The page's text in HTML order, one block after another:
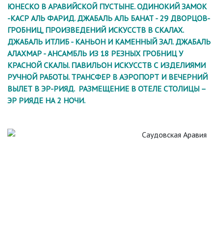
ЮНЕСКО В АРАВИЙСКОЙ ПУСТЫНЕ. ОДИНОКИЙ ЗАМОК
-КАСР АЛЬ ФАРИД. ДЖАБАЛЬ АЛЬ БАНАТ - 29 ДВОРЦОВ-
ГРОБНИЦ, ПРОИЗВЕДЕНИЙ ИСКУССТВ В СКАЛАХ.
ДЖАБАЛЬ ИТЛИБ - КАНЬОН И КАМЕННЫЙ ЗАЛ. ДЖАБАЛЬ
АЛАХМАР - АНСАМБЛЬ ИЗ 18 РЕЗНЫХ ГРОБНИЦ У
КРАСНОЙ СКАЛЫ. ПАВИЛЬОН ИСКУССТВ С ИЗДЕЛИЯМИ
РУЧНОЙ РАБОТЫ. ТРАНСФЕР В АЭРОПОРТ И ВЕЧЕРНИЙ
ВЫЛЕТ В ЭР-РИЯД. РАЗМЕЩЕНИЕ В ОТЕЛЕ СТОЛИЦЫ –
ЭР РИЯДЕ НА 2 НОЧИ.